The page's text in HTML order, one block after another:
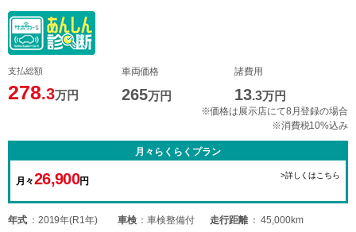
支払総額
278.3万円
車両価格
265万円
諸費用
13.3万円
※価格は展示店にて8月登録の場合
※消費税10%込み
月々らくらくプラン
月々26,900円
>詳しくはこちら
年式 2019年(R1年) 車検 車検整備付 走行距離
45,000km